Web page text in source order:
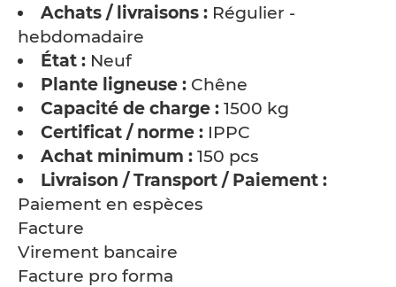
Achats / livraisons : Régulier -
hebdomadaire
État : Neuf
Plante ligneuse : Chêne
Capacité de charge : 1500 kg
Certificat / norme : IPPC
Achat minimum : 150 pcs
Livraison / Transport / Paiement :
Paiement en espèces
Facture
Virement bancaire
Facture pro forma